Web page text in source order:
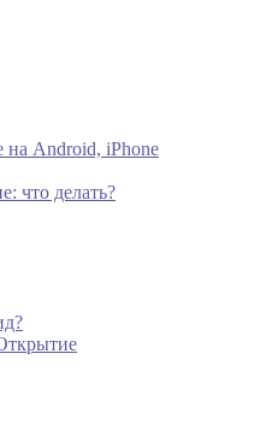
Android, iPhone
что делать?